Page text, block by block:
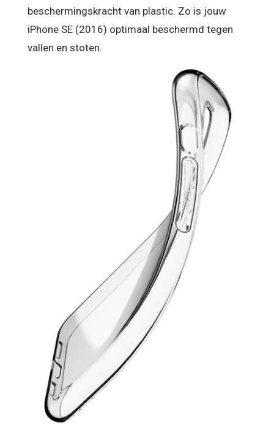
beschermingskracht van plastic. Zo is jouw
iPhone SE (2016) optimaal beschermd tegen
vallen en stoten.